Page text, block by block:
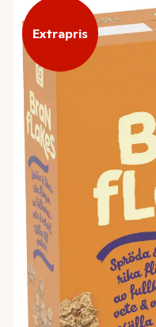
Extrapris